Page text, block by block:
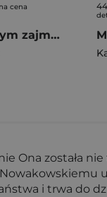
cena
Jezu ty się tym zajmij. Modlitwa pełnego zawierzenia
Ona została
i trwa do